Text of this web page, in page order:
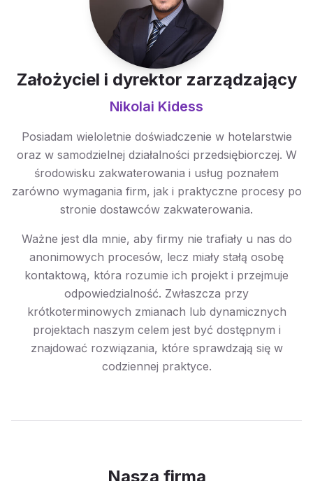
Założyciel i dyrektor zarządzający
Nikolai Kidess
Posiadam wieloletnie doświadczenie w hotelarstwie
oraz w samodzielnej działalności przedsiębiorczej. W
środowisku zakwaterowania i usług poznałem
zarówno wymagania firm, jak i praktyczne procesy po
stronie dostawców zakwaterowania.
Ważne jest dla mnie, aby firmy nie trafiały u nas do
anonimowych procesów, lecz miały stałą osobę
kontaktową, która rozumie ich projekt i przejmuje
odpowiedzialność. Zwłaszcza przy
krótkoterminowych zmianach lub dynamicznych
projektach naszym celem jest być dostępnym i
znajdować rozwiązania, które sprawdzają się w
codziennej praktyce.
Nasza firma